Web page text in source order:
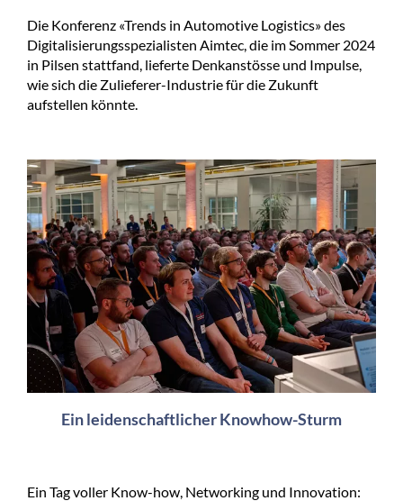
Die Konferenz «Trends in Automotive Logistics» des
Digitalisierungsspezialisten Aimtec, die im Sommer 2024
in Pilsen stattfand, lieferte Denkanstösse und Impulse,
wie sich die Zulieferer-Industrie für die Zukunft
aufstellen könnte.
Ein leidenschaftlicher Knowhow-Sturm
Ein Tag voller Know-how, Networking und Innovation: